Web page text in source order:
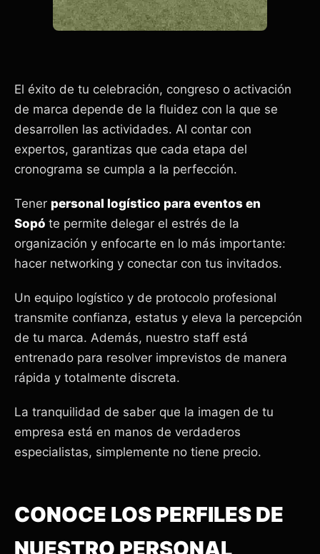
El éxito de tu celebración, congreso o activación
de marca depende de la fluidez con la que se
desarrollen las actividades. Al contar con
expertos, garantizas que cada etapa del
cronograma se cumpla a la perfección.
Tener personal logístico para eventos en
Sopó te permite delegar el estrés de la
organización y enfocarte en lo más importante:
hacer networking y conectar con tus invitados.
Un equipo logístico y de protocolo profesional
transmite confianza, estatus y eleva la percepción
de tu marca. Además, nuestro staff está
entrenado para resolver imprevistos de manera
rápida y totalmente discreta.
La tranquilidad de saber que la imagen de tu
empresa está en manos de verdaderos
especialistas, simplemente no tiene precio.
CONOCE LOS PERFILES DE
NUESTRO PERSONAL